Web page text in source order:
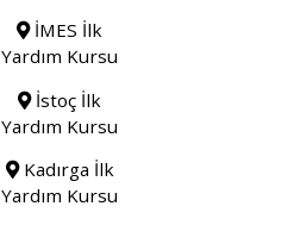
İMES İlk
Yardım Kursu
İstoç İlk
Yardım Kursu
Kadırga İlk
Yardım Kursu